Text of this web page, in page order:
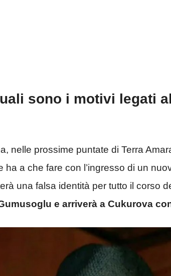
sono i motivi legati
nelle prossime puntate di Terra
ha a che fare con l’ingresso di un
una falsa identità per tutto il corso
e arriverà a Cukurova